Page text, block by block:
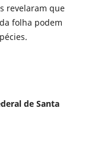
revelaram que
folha podem
de Santa